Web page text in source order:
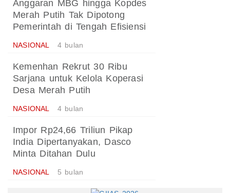
Anggaran MBG hingga Kopdes
Merah Putih Tak Dipotong
Pemerintah di Tengah Efisiensi
NASIONAL 4 bulan
Kemenhan Rekrut 30 Ribu
Sarjana untuk Kelola Koperasi
Desa Merah Putih
NASIONAL 4 bulan
Impor Rp24,66 Triliun Pikap
India Dipertanyakan, Dasco
Minta Ditahan Dulu
NASIONAL 5 bulan